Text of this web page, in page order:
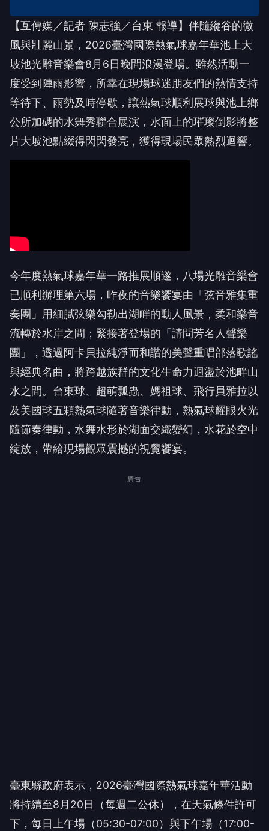
【互傳媒／記者 陳志強／台東 報導】伴隨縱谷的微
風與壯麗山景，2026臺灣國際熱氣球嘉年華池上大
坡池光雕音樂會8月6日晚間浪漫登場。雖然活動一
度受到陣雨影響，所幸在現場球迷朋友們的熱情支持
等待下、雨勢及時停歇，讓熱氣球順利展球與池上鄉
公所加碼的水舞秀聯合展演，水面上的璀璨倒影將整
片大坡池點綴得閃閃發亮，獲得現場民眾熱烈迴響。
今年度熱氣球嘉年華一路推展順遂，八場光雕音樂會
已順利辦理第六場，昨夜的音樂饗宴由「弦音雅集重
奏團」用細膩弦樂勾勒出湖畔的動人風景，柔和樂音
流轉於水岸之間；緊接著登場的「請問芳名人聲樂
團」，透過阿卡貝拉純淨而和諧的美聲重唱部落歌謠
與經典名曲，將跨越族群的文化生命力迴盪於池畔山
水之間。台東球、超萌瓢蟲、媽祖球、飛行員雅拉以
及美國球五顆熱氣球隨著音樂律動，熱氣球耀眼火光
隨節奏律動，水舞水形於湖面交織變幻，水花於空中
綻放，帶給現場觀眾震撼的視覺饗宴。
廣告
臺東縣政府表示，2026臺灣國際熱氣球嘉年華活動
將持續至8月20日（每週二公休），在天氣條件許可
下，每日上午場（05:30-07:00）與下午場（17:00-